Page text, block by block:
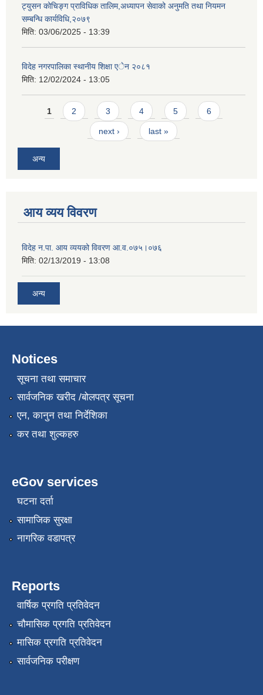
ट्युसन कोचिङ्ग प्राविधिक तालिम,अध्यापन सेवाको अनुमति तथा नियमन
सम्बन्धि कार्यविधि,२०७९
मिति: 03/06/2025 - 13:39
विदेह नगरपालिका स्थानीय शिक्षा एेन २०८१
मिति: 12/02/2024 - 13:05
Pages
1 2 3 4 5 6
next › last »
अन्य
आय व्यय विवरण
विदेह न.पा. आय व्ययको विवरण आ.व.०७५।०७६
मिति: 02/13/2019 - 13:08
अन्य
Notices
सूचना तथा समाचार
सार्वजनिक खरीद /बोलपत्र सूचना
एन, कानुन तथा निर्देशिका
कर तथा शुल्कहरु
eGov services
घटना दर्ता
सामाजिक सुरक्षा
नागरिक वडापत्र
Reports
वार्षिक प्रगति प्रतिवेदन
चौमासिक प्रगति प्रतिवेदन
मासिक प्रगति प्रतिवेदन
सार्वजनिक परीक्षण